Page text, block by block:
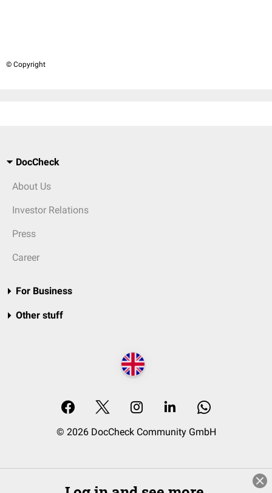
© Copyright
DocCheck
About Us
Investor Relations
Press
Career
For Business
Other stuff
© 2026 DocCheck Community GmbH